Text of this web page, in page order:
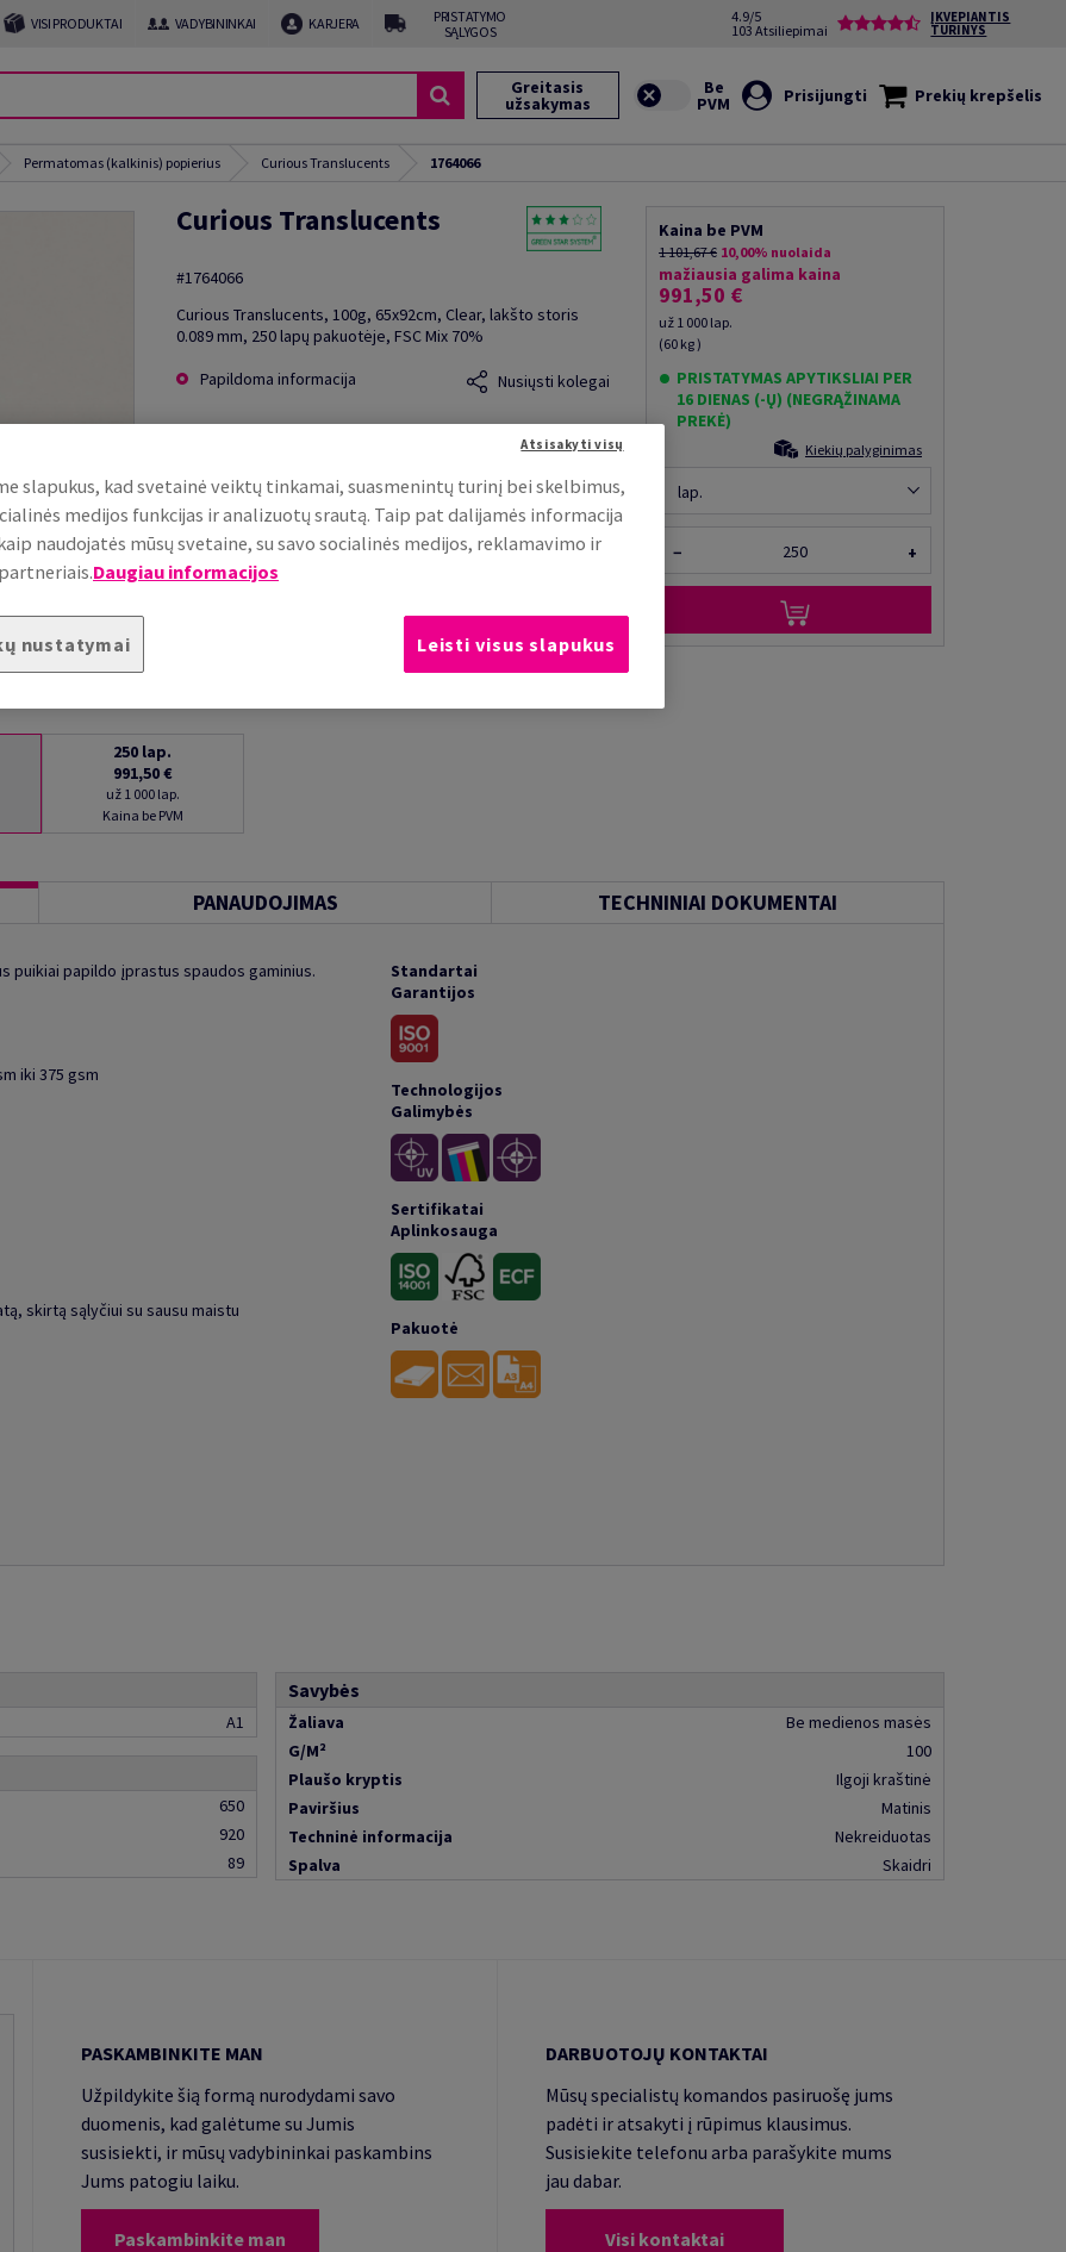
VISI PRODUKTAI VADYBININKAI KARJERA
PRISTATYMO
SĄLYGOS
4.9/5
103 Atsiliepimai
ĮKVEPIANTIS
TURINYS
Greitasis
užsakymas Prisijungti Prekių krepšelis
Permatomas (kalkinis) popierius Curious Translucents 1764066
Curious Translucents
#1764066
Curious Translucents, 100g, 65x92cm, Clear, lakšto storis
0.089 mm, 250 lapų pakuotėje, FSC Mix 70%
Papildoma informacija
Nusiųsti kolegai
Kaina be PVM
1 101,67 € 10,00% nuolaida
mažiausia galima kaina
991,50 €
už 1 000 lap.
(60 kg )
PRISTATYMAS APYTIKSLIAI PER
16 DIENAS (-Ų) (NEGRĄŽINAMA
PREKĖ)
Kiekių palyginimas
lap.
− +
250 lap.
991,50 €
už 1 000 lap.
Kaina be PVM
PANAUDOJIMAS TECHNINIAI DOKUMENTAI
puikiai papildo įprastus spaudos gaminius.
iki 375 gsm
skirtą sąlyčiui su sausu maistu
Standartai
Garantijos
Technologijos
Galimybės
Sertifikatai
Aplinkosauga
Pakuotė
A1
650
920
89
Savybės
Žaliava
Be medienos masės
G/M²
100
Plaušo kryptis
Ilgoji kraštinė
Paviršius
Matinis
Techninė informacija
Nekreiduotas
Spalva
Skaidri
PASKAMBINKITE MAN
Užpildykite šią formą nurodydami savo
duomenis, kad galėtume su Jumis
susisiekti, ir mūsų vadybininkai paskambins
Jums patogiu laiku.
Paskambinkite man
DARBUOTOJŲ KONTAKTAI
Mūsų specialistų komandos pasiruošę jums
padėti ir atsakyti į rūpimus klausimus.
Susisiekite telefonu arba parašykite mums
jau dabar.
Visi kontaktai
slapukus, kad svetainė veiktų tinkamai, suasmenintų turinį bei skelbimus,
medijos funkcijas ir analizuotų srautą. Taip pat dalijamės informacija
naudojatės mūsų svetaine, su savo socialinės medijos, reklamavimo ir
Daugiau informacijos
nustatymai
Atsisakyti visų
Leisti visus slapukus